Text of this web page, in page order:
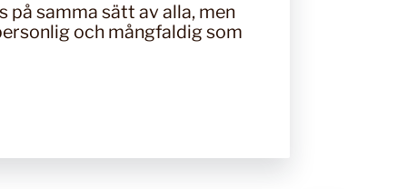
på samma sätt av alla, men
och mångfaldig som